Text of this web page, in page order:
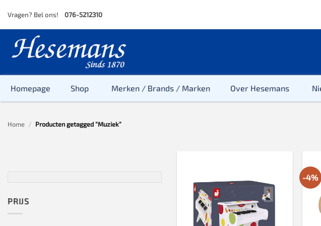
content
Vragen? Bel ons! 076-5212310
Homepage Shop
Baby & Peuter
Baby, Peuter & Kleuter
Peuter & Kleuter
Merken / Brands / Marken Over Hesemans
Home / Producten getagged “Muziek”
PRIJS
-4%